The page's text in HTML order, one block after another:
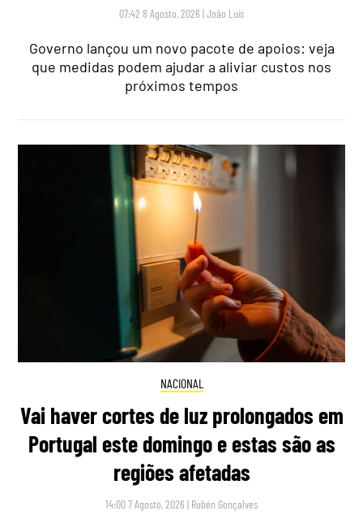
07:42 8 Agosto, 2026 |João Luís
Governo lançou um novo pacote de apoios: veja
que medidas podem ajudar a aliviar custos nos
próximos tempos
NACIONAL
Vai haver cortes de luz prolongados em
Portugal este domingo e estas são as
regiões afetadas
14:00 7 Agosto, 2026 | Rubén Gonçalves